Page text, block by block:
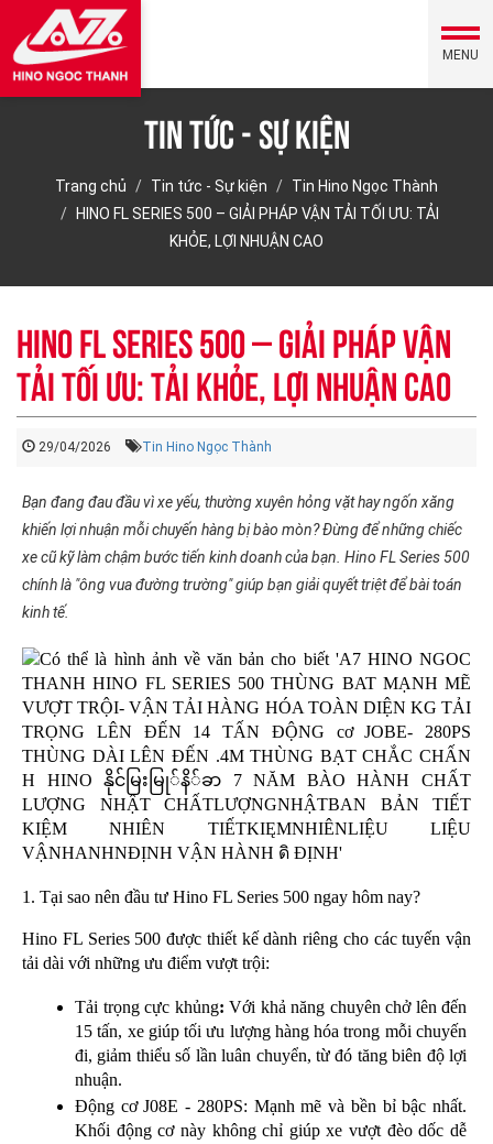
MENU
Tin tức - Sự kiện
Trang chủ Tin tức - Sự kiện
Tin Hino Ngọc Thành
HINO FL SERIES 500 – GIẢI PHÁP VẬN TẢI TỐI ƯU: TẢI
KHỎE, LỢI NHUẬN CAO
HINO FL SERIES 500 – GIẢI PHÁP VẬN
TẢI TỐI ƯU: TẢI KHỎE, LỢI NHUẬN CAO
29/04/2026 Tin Hino Ngọc Thành
Bạn đang đau đầu vì xe yếu, thường xuyên hỏng vặt hay ngốn xăng
khiến lợi nhuận mỗi chuyến hàng bị bào mòn? Đừng để những chiếc
xe cũ kỹ làm chậm bước tiến kinh doanh của bạn. Hino FL Series 500
chính là "ông vua đường trường" giúp bạn giải quyết triệt để bài toán
kinh tế.
1. Tại sao nên đầu tư Hino FL Series 500 ngay hôm nay?
Hino FL Series 500 được thiết kế dành riêng cho các tuyến vận
tải dài với những ưu điểm vượt trội:
Tải trọng cực khủng:
15 tấn, xe giúp tối ưu lượng hàng hóa trong mỗi chuyến
đi, giảm thiểu số lần luân chuyển, từ đó tăng biên độ lợi
nhuận.
Động cơ J08E - 280PS: Mạnh mẽ và bền bỉ bậc nhất.
Khối động cơ này không chỉ giúp xe vượt đèo dốc dễ